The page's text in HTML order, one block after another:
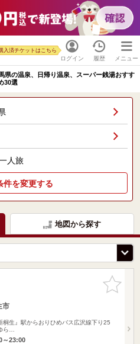
ログイン
入済チケットはこちら
履歴 メニュー
県の温泉、日帰り温泉、スーパー銭湯おすす
30選
人旅
件を変更する
地図から探す
お気に入
りに追加
市
桐生』駅からおりひめバス広沢線下り25
ら…
～23:00